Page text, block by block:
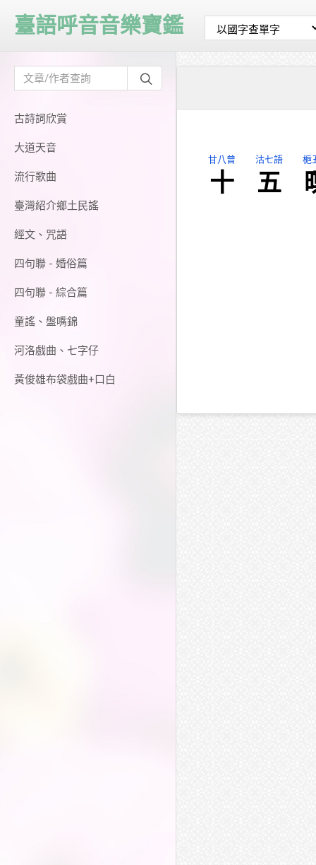
古詩詞欣賞
大道天音
流行歌曲
臺灣紹介鄉土民謠
經文、咒語
四句聯 - 婚俗篇
四句聯 - 綜合篇
童謠、盤嘴錦
河洛戲曲、七字仔
黃俊雄布袋戲曲+口白
臺語呼音音樂寶鑑
甘八曾
十
沽七語
五
梔